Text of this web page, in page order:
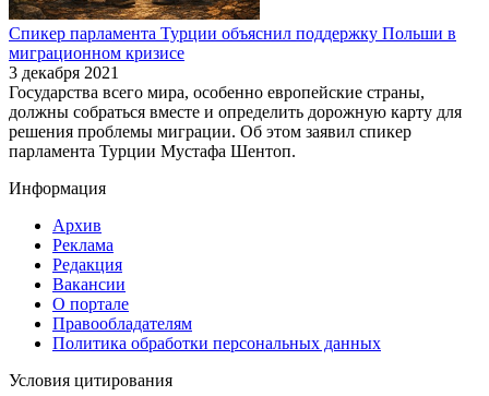
Спикер парламента Турции объяснил поддержку Польши в
миграционном кризисе
3 декабря 2021
Государства всего мира, особенно европейские страны,
должны собраться вместе и определить дорожную карту для
решения проблемы миграции. Об этом заявил спикер
парламента Турции Мустафа Шентоп.
Информация
Архив
Реклама
Редакция
Вакансии
О портале
Правообладателям
Политика обработки персональных данных
Условия цитирования